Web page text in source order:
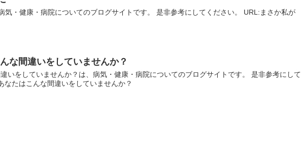
気・健康・病院についてのブログサイトです。 是非参考にしてください。 URL:まさか私が
な間違いをしていませんか？
いをしていませんか？は、病気・健康・病院についてのブログサイトです。 是非参考にして
なたはこんな間違いをしていませんか？